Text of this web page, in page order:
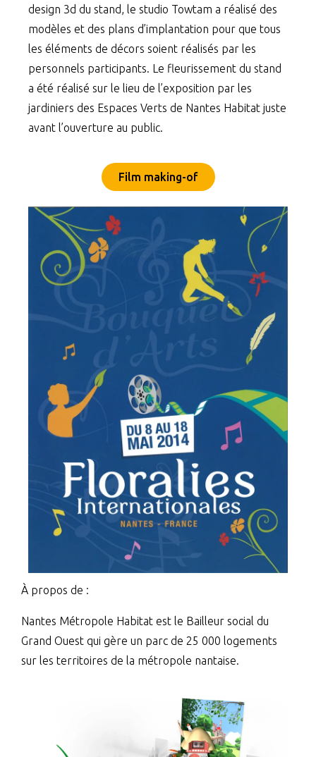
design 3d du stand, le studio Towtam a réalisé des
modèles et des plans d’implantation pour que tous
les éléments de décors soient réalisés par les
personnels participants. Le fleurissement du stand
a été réalisé sur le lieu de l’exposition par les
jardiniers des Espaces Verts de Nantes Habitat juste
avant l’ouverture au public.
Film making-of
À propos de :
Nantes Métropole Habitat est le Bailleur social du
Grand Ouest qui gère un parc de 25 000 logements
sur les territoires de la métropole nantaise.